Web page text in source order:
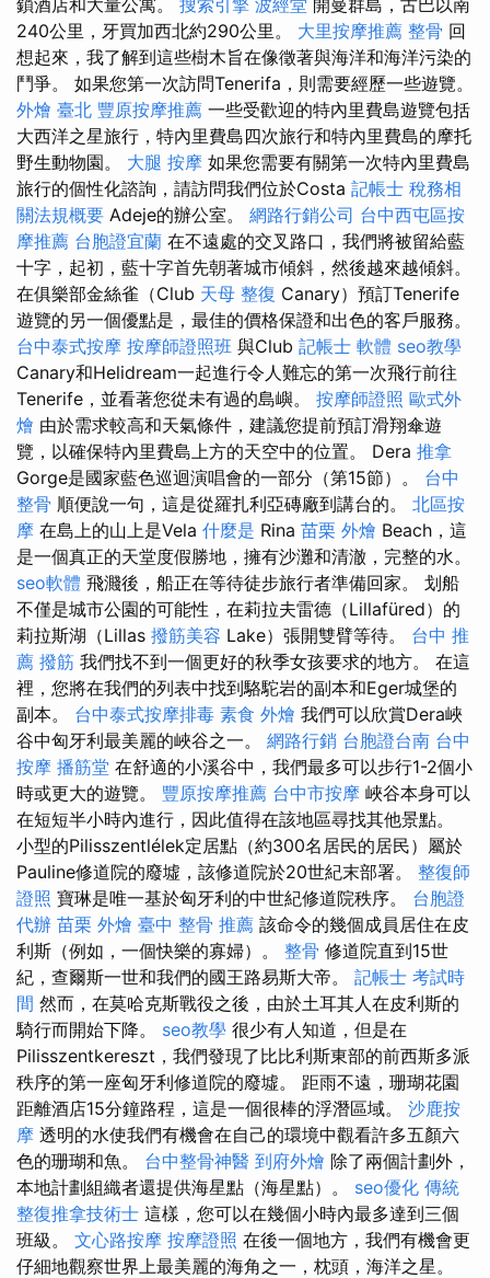
鎖酒店和大量公寓。 搜索引擎 波經堂 開曼群島，古巴以南
240公里，牙買加西北約290公里。 大里按摩推薦 整骨 回
想起來，我了解到這些樹木旨在像徵著與海洋和海洋污染的
鬥爭。 如果您第一次訪問Tenerifa，則需要經歷一些遊覽。
外燴 臺北 豐原按摩推薦 一些受歡迎的特內里費島遊覽包括
大西洋之星旅行，特內里費島四次旅行和特內里費島的摩托
野生動物園。 大腿 按摩 如果您需要有關第一次特內里費島
旅行的個性化諮詢，請訪問我們位於Costa 記帳士 稅務相
關法規概要 Adeje的辦公室。 網路行銷公司 台中西屯區按
摩推薦 台胞證宜蘭 在不遠處的交叉路口，我們將被留給藍
十字，起初，藍十字首先朝著城市傾斜，然後越來越傾斜。
在俱樂部金絲雀（Club 天母 整復 Canary）預訂Tenerife
遊覽的另一個優點是，最佳的價格保證和出色的客戶服務。
台中泰式按摩 按摩師證照班 與Club 記帳士 軟體 seo教學
Canary和Helidream一起進行令人難忘的第一次飛行前往
Tenerife，並看著您從未有過的島嶼。 按摩師證照 歐式外
燴 由於需求較高和天氣條件，建議您提前預訂滑翔傘遊
覽，以確保特內里費島上方的天空中的位置。 Dera 推拿
Gorge是國家藍色巡迴演唱會的一部分（第15節）。 台中
整骨 順便說一句，這是從羅扎利亞磚廠到講台的。 北區按
摩 在島上的山上是Vela 什麼是 Rina 苗栗 外燴 Beach，這
是一個真正的天堂度假勝地，擁有沙灘和清澈，完整的水。
seo軟體 飛濺後，船正在等待徒步旅行者準備回家。 划船
不僅是城市公園的可能性，在莉拉夫雷德（Lillafüred）的
莉拉斯湖（Lillas 撥筋美容 Lake）張開雙臂等待。 台中 推
薦 撥筋 我們找不到一個更好的秋季女孩要求的地方。 在這
裡，您將在我們的列表中找到駱駝岩的副本和Eger城堡的
副本。 台中泰式按摩排毒 素食 外燴 我們可以欣賞Dera峽
谷中匈牙利最美麗的峽谷之一。 網路行銷 台胞證台南 台中
按摩 播筋堂 在舒適的小溪谷中，我們最多可以步行1-2個小
時或更大的遊覽。 豐原按摩推薦 台中市按摩 峽谷本身可以
在短短半小時內進行，因此值得在該地區尋找其他景點。
小型的Pilisszentlélek定居點（約300名居民的居民）屬於
Pauline修道院的廢墟，該修道院於20世紀末部署。 整復師
證照 寶琳是唯一基於匈牙利的中世紀修道院秩序。 台胞證
代辦 苗栗 外燴 臺中 整骨 推薦 該命令的幾個成員居住在皮
利斯（例如，一個快樂的寡婦）。 整骨 修道院直到15世
紀，查爾斯一世和我們的國王路易斯大帝。 記帳士 考試時
間 然而，在莫哈克斯戰役之後，由於土耳其人在皮利斯的
騎行而開始下降。 seo教學 很少有人知道，但是在
Pilisszentkereszt，我們發現了比比利斯東部的前西斯多派
秩序的第一座匈牙利修道院的廢墟。 距雨不遠，珊瑚花園
距離酒店15分鐘路程，這是一個很棒的浮潛區域。 沙鹿按
摩 透明的水使我們有機會在自己的環境中觀看許多五顏六
色的珊瑚和魚。 台中整骨神醫 到府外燴 除了兩個計劃外，
本地計劃組織者還提供海星點（海星點）。 seo優化 傳統
整復推拿技術士 這樣，您可以在幾個小時內最多達到三個
班級。 文心路按摩 按摩證照 在後一個地方，我們有機會更
仔細地觀察世界上最美麗的海角之一，枕頭，海洋之星。